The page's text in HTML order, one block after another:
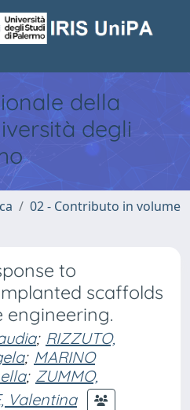
della
degli
02 - Contributo in volume
to
scaffolds
engineering.
; RIZZUTO,
; MARINO
; ZUMMO,
Valentina